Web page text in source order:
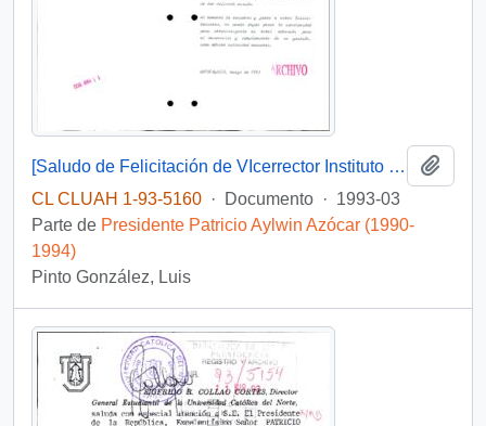
[Saludo de Felicitación de VIcerrector Instituto Profesional AIEP de Antofagasta por los 3 años del Gobierno de Patricio Aylwin]
CL CLUAH 1-93-5160 · Documento · 1993-03
Parte de Presidente Patricio Aylwin Azócar (1990-
1994)
Pinto González, Luis